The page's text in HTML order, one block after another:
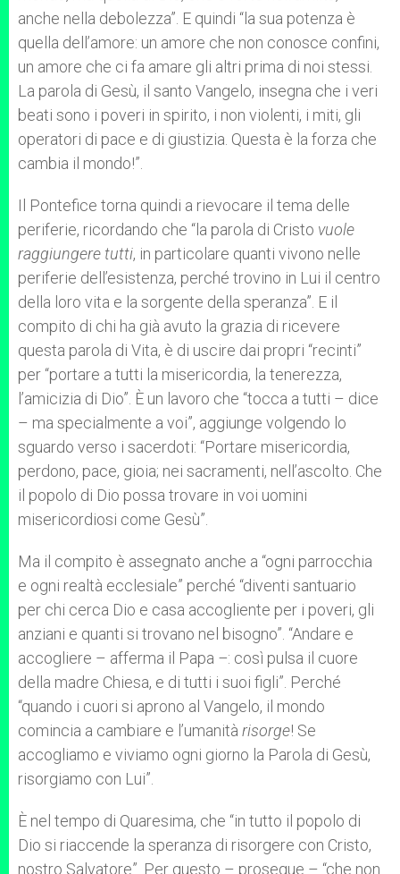
anche nella debolezza”. E quindi “la sua potenza è
quella dell’amore: un amore che non conosce confini,
un amore che ci fa amare gli altri prima di noi stessi.
La parola di Gesù, il santo Vangelo, insegna che i veri
beati sono i poveri in spirito, i non violenti, i miti, gli
operatori di pace e di giustizia. Questa è la forza che
cambia il mondo!”.
Il Pontefice torna quindi a rievocare il tema delle
periferie, ricordando che “la parola di Cristo vuole
raggiungere tutti, in particolare quanti vivono nelle
periferie dell’esistenza, perché trovino in Lui il centro
della loro vita e la sorgente della speranza”. E il
compito di chi ha già avuto la grazia di ricevere
questa parola di Vita, è di uscire dai propri “recinti”
per “portare a tutti la misericordia, la tenerezza,
l’amicizia di Dio”. È un lavoro che “tocca a tutti – dice
– ma specialmente a voi”, aggiunge volgendo lo
sguardo verso i sacerdoti: “Portare misericordia,
perdono, pace, gioia; nei sacramenti, nell’ascolto. Che
il popolo di Dio possa trovare in voi uomini
misericordiosi come Gesù”.
Ma il compito è assegnato anche a “ogni parrocchia
e ogni realtà ecclesiale” perché “diventi santuario
per chi cerca Dio e casa accogliente per i poveri, gli
anziani e quanti si trovano nel bisogno”. “Andare e
accogliere – afferma il Papa –: così pulsa il cuore
della madre Chiesa, e di tutti i suoi figli”. Perché
“quando i cuori si aprono al Vangelo, il mondo
comincia a cambiare e l’umanità risorge! Se
accogliamo e viviamo ogni giorno la Parola di Gesù,
risorgiamo con Lui”.
È nel tempo di Quaresima, che “in tutto il popolo di
Dio si riaccende la speranza di risorgere con Cristo,
nostro Salvatore”. Per questo – prosegue – “che non